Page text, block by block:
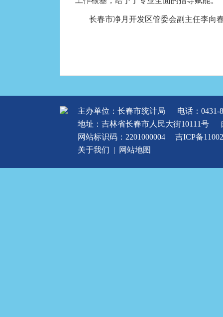
长春市净月开发区管委会副主任李向
主办单位：长春市统计局
电话：0431-
地址：吉林省长春市人民大街10111号
网站标识码：2201000004
吉ICP备
关于我们 | 网站地图